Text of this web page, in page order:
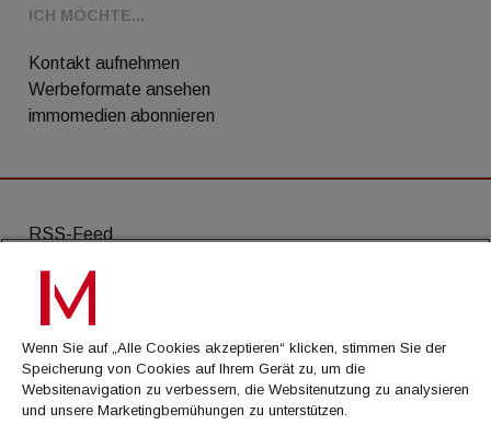
ICH MÖCHTE...
Kontakt aufnehmen
Werbeformate ansehen
immomedien abonnieren
RSS-Feed
AGB
Datenschutz
Kontakt
Impressum
Wenn Sie auf „Alle Cookies akzeptieren“ klicken, stimmen Sie der
Speicherung von Cookies auf Ihrem Gerät zu, um die
Websitenavigation zu verbessern, die Websitenutzung zu analysieren
und unsere Marketingbemühungen zu unterstützen.